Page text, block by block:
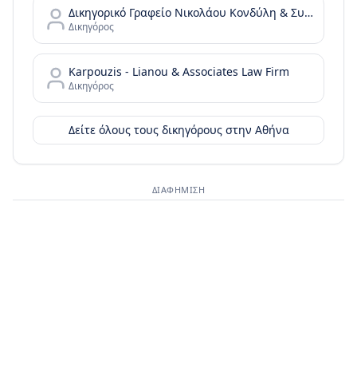
Δικηγορικό Γραφείο Νικολάου Κονδύλη & Συνεργατών - N. Kondylis & Partners Law Office
Δικηγόρος
Karpouzis - Lianou & Associates Law Firm
Δικηγόρος
Δείτε όλους τους δικηγόρους στην Αθήνα
ΔΙΑΦΉΜΙΣΗ